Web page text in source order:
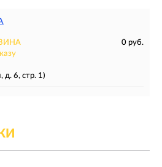
0 руб.
6, стр. 1)